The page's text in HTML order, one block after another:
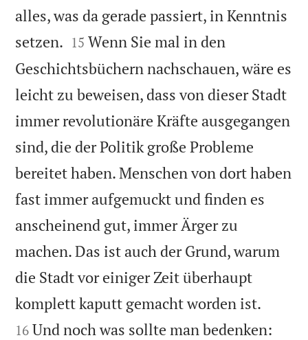
alles, was da gerade passiert, in Kenntnis
setzen. 

15 Wenn Sie mal in den
Geschichtsbüchern nachschauen, wäre es
leicht zu beweisen, dass von dieser Stadt
immer revolutionäre Kräfte ausgegangen
sind, die der Politik große Probleme
bereitet haben. Menschen von dort haben
fast immer aufgemuckt und finden es
anscheinend gut, immer Ärger zu
machen. Das ist auch der Grund, warum
die Stadt vor einiger Zeit überhaupt
komplett kaputt gemacht worden ist.
16 Und noch was sollte man bedenken: